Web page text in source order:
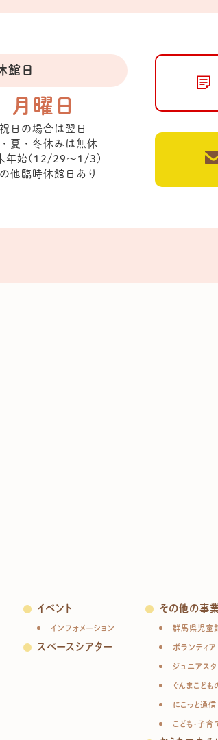
館日
月曜日
祝日の場合は翌日
夏・冬休みは無休
年始(12/29～1/3)
他臨時休館日あり
イベント
インフォメーション
スペースシアター
その他の事
群馬県児童
ボランティア
ジュニアス
ぐんまこど
にこっと通信
こども・子